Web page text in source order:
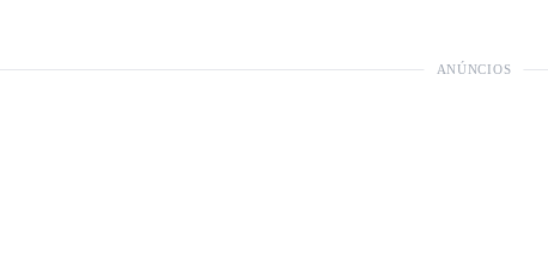
ANÚNCIOS